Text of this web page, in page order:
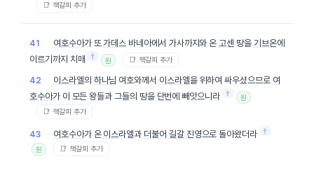
📑 책갈피 추가
41 여호수아가 또가데스 바네아에서 가사까지와 온고센 땅을 기브온에
이르기까지 치매 † 원 📑 책갈피 추가
42 이스라엘의 하나님 여호와께서 이스라엘을 위하여 싸우셨으므로 여
호수아가 이 모든 왕들과 그들의 땅을 단번에 빼앗으니라 † 원
📑 책갈피 추가
43 여호수아가 온 이스라엘과 더불어 길갈 진영으로 돌아왔더라 †
원 📑 책갈피 추가